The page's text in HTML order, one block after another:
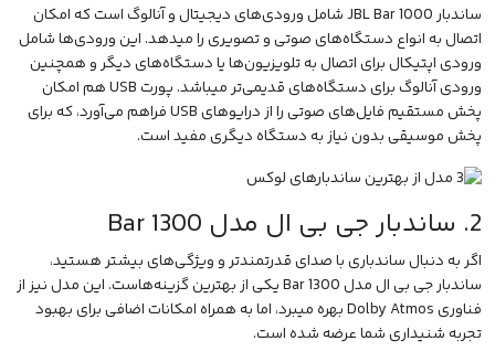
ساندبار JBL Bar 1000 شامل ورودی‌های دیجیتال و آنالوگ است که امکان
اتصال به انواع دستگاه‌های صوتی و تصویری را میدهد. این ورودی‌ها شامل
ورودی اپتیکال برای اتصال به تلویزیون‌ها یا دستگاه‌های دیگر و همچنین
ورودی آنالوگ برای دستگاه‌های قدیمی‌تر میباشد. پورت USB هم امکان
پخش مستقیم فایل‌های صوتی را از درایوهای USB فراهم می‌آورد، که برای
پخش موسیقی بدون نیاز به دستگاه دیگری مفید است.
2. ساندبار جی بی ال مدل Bar 1300
اگر به دنبال ساندباری با صدای قدرتمندتر و ویژگی‌های بیشتر هستید،
ساندبار جی بی ال مدل Bar 1300
یکی از بهترین گزینه‌هاست. این مدل نیز از
فناوری Dolby Atmos بهره میبرد، اما به همراه امکانات اضافی برای بهبود
تجربه شنیداری شما عرضه شده است.